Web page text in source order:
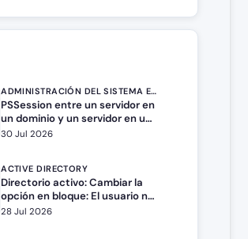
ADMINISTRACIÓN DEL SISTEMA EN WINDOWS SERVER
PSSession entre un servidor en
un dominio y un servidor en un
grupo de trabajo.
30 Jul 2026
ACTIVE DIRECTORY
Directorio activo: Cambiar la
opción en bloque: El usuario no
puede cambiar la contraseña
28 Jul 2026